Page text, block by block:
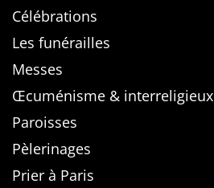
Célébrations
Les funérailles
Messes
Œcuménisme & interreligieux
Paroisses
Pèlerinages
Prier à Paris